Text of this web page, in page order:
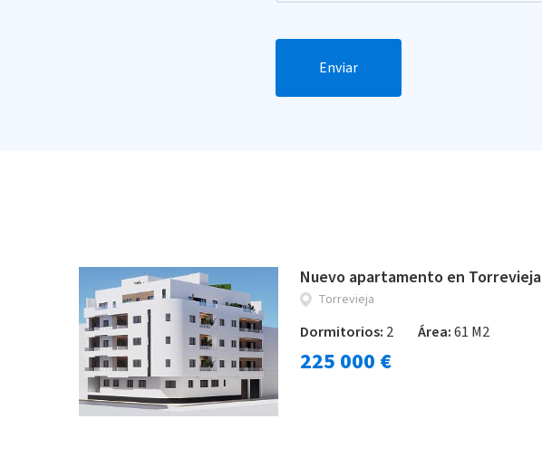
Enviar
Nuevo apartamento en Torrevieja
Torrevieja
Dormitorios: 2 Área:61 M2
225 000 €